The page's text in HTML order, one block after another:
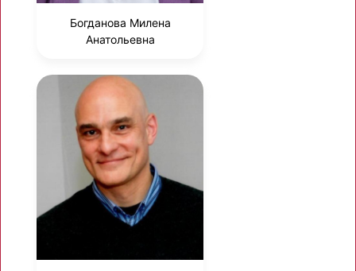
Богданова Милена
Анатольевна